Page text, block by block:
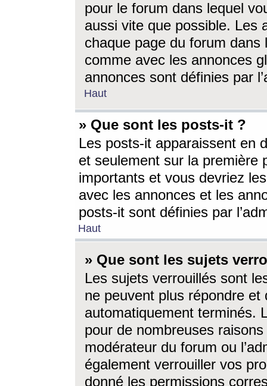
pour le forum dans lequel
aussi vite que possible. Les
chaque page du forum dans
comme avec les annonces
annonces sont définies par
Haut
» Que sont les posts-it ?
Les posts-it apparaissent en
et seulement sur la première
importants et vous devriez
avec les annonces et les
posts-it sont définies par
Haut
» Que sont les sujets
Les sujets verrouillés sont
ne peuvent plus répondre
automatiquement terminés.
pour de nombreuses
modérateur du forum ou
également verrouiller vos
donné les permissions